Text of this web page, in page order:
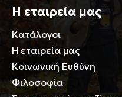
Η εταιρεία μας
Κατάλογοι
Η εταιρεία μας
Κοινωνική Ευθύνη
Φιλοσοφία